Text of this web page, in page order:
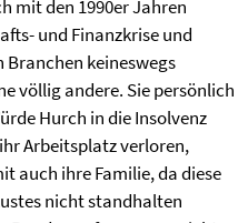
mit den 1990er Jahren
und Finanzkrise und
keineswegs
völlig andere. Sie persönlich
Hurch in die Insolvenz
Arbeitsplatz verloren,
auch ihre Familie, da diese
nicht standhalten